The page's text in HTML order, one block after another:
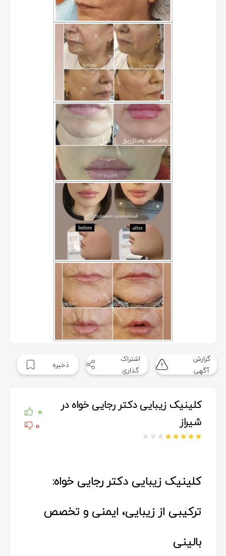
گزارش
آگهی
اشتراک
گذاری
ذخیره
کلینیک زیبایی دکتر رجایی خواه در
شیراز
0
0
کلینیک زیبایی دکتر رجایی خواه:
ترکیبی از زیبایی، ایمنی و تخصص
بالینی